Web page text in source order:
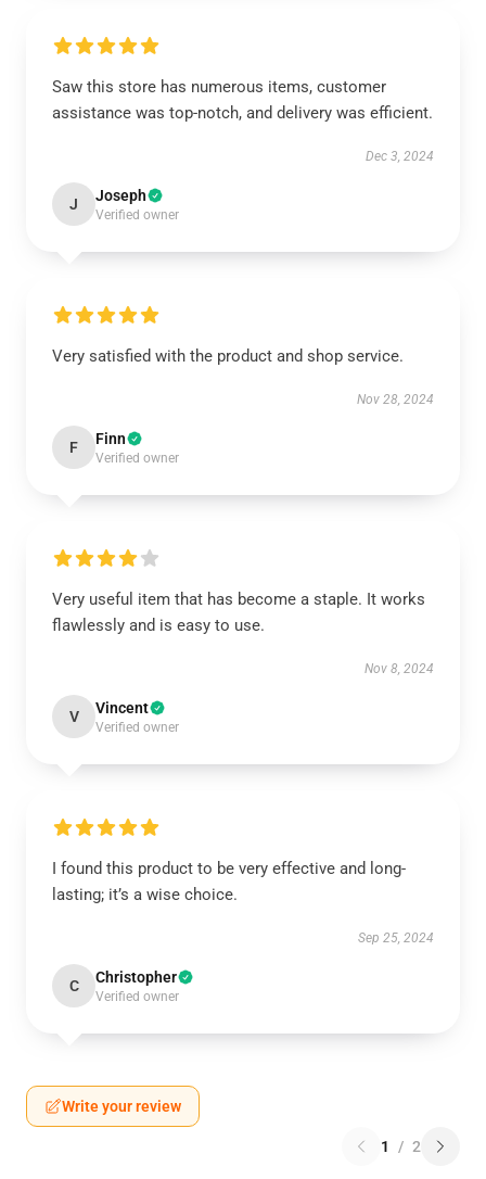
Saw this store has numerous items, customer
assistance was top-notch, and delivery was efficient.
Dec 3, 2024
J Joseph
Verified owner
Very satisfied with the product and shop service.
Nov 28, 2024
F Finn
Verified owner
Very useful item that has become a staple. It works
flawlessly and is easy to use.
Nov 8, 2024
V Vincent
Verified owner
I found this product to be very effective and long-
lasting; it’s a wise choice.
Sep 25, 2024
C Christopher
Verified owner
Write your review
1 / 2